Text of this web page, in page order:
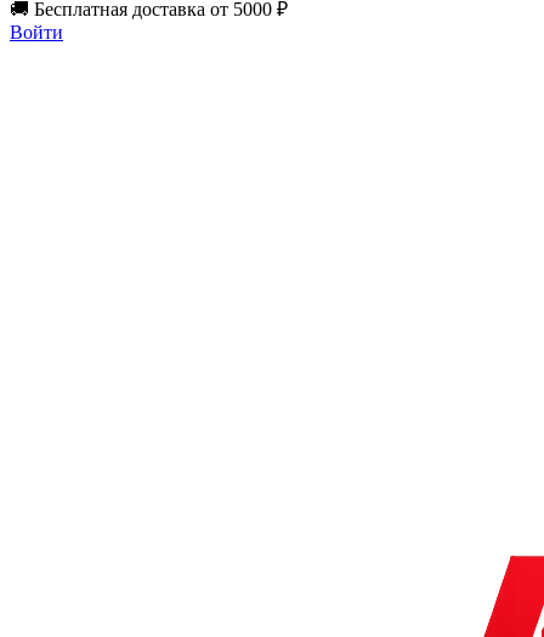
🚚 Бесплатная доставка от 5000 ₽
Войти